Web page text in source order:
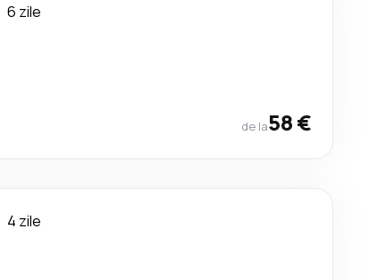
6 zile
de la58 €
4 zile